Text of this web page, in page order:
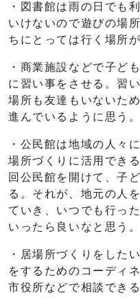
・図書館は雨の日でも
いけないので遊びの場
ちにとっては行く場所が
・商業施設などで子ど
に習い事をさせる。習
場所も友達もいないた
進んでいるように思う。
・公民館は地域の人々
場所づくりに活用でき
回公民館を開けて、子
る。それが、地元の人
ていき、いつでも行っ
いったら良いなと思う。
・居場所づくりをした
をするためのコーディ
市役所などで相談でき